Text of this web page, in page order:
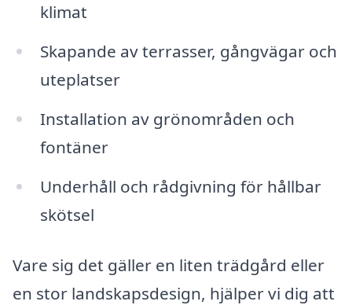
klimat
Skapande av terrasser, gångvägar och
uteplatser
Installation av grönområden och
fontäner
Underhåll och rådgivning för hållbar
skötsel
Vare sig det gäller en liten trädgård eller
en stor landskapsdesign, hjälper vi dig att